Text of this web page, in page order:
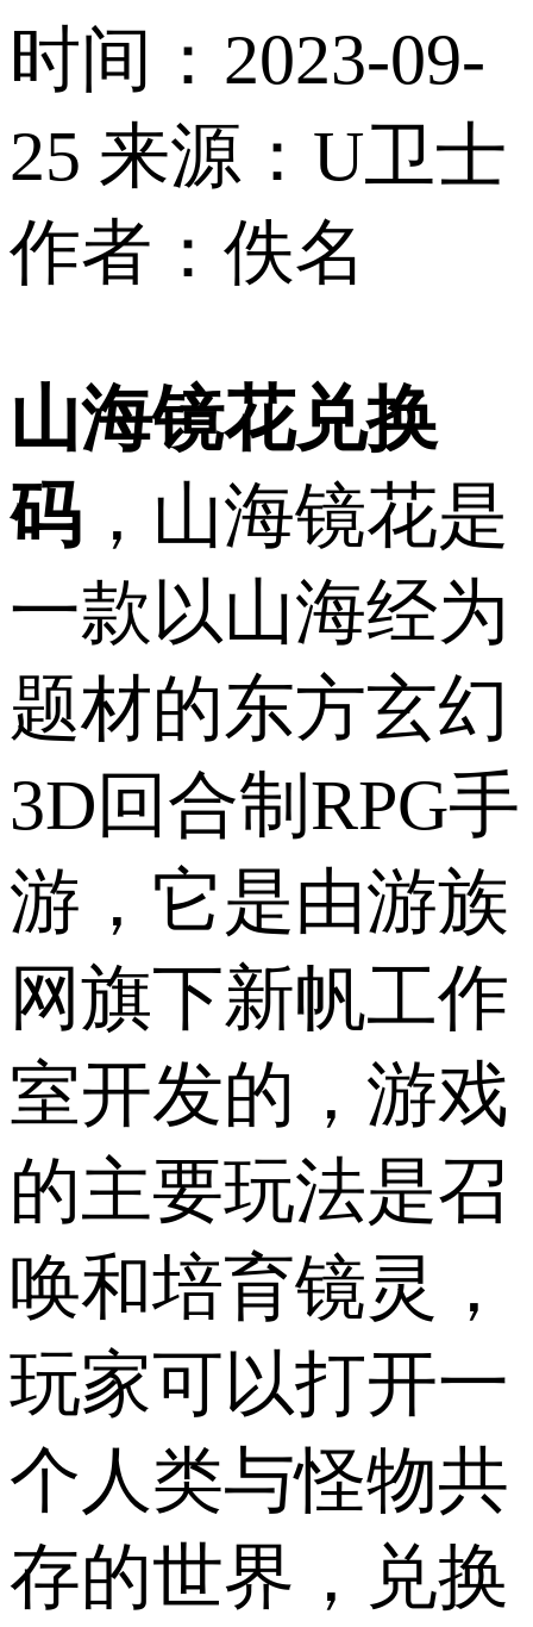
时间：2023-09-
25 来源：U卫士
作者：佚名
山海镜花兑换
码 ，山海镜花是
一款以山海经为
题材的东方玄幻
3D回合制RPG手
游，它是由游族
网旗下新帆工作
室开发的，游戏
的主要玩法是召
唤和培育镜灵，
玩家可以打开一
个人类与怪物共
存的世界，兑换